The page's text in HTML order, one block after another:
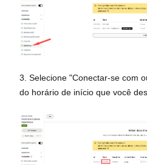
3. Selecione "Conectar-se com
do horário de início que você